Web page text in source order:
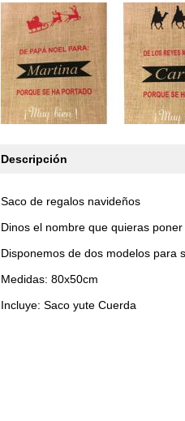
Descripción
Saco de regalos navideños
Dinos el nombre que quieras
Disponemos de dos modelos para
Medidas: 80x50cm
Incluye: Saco yute Cuerda